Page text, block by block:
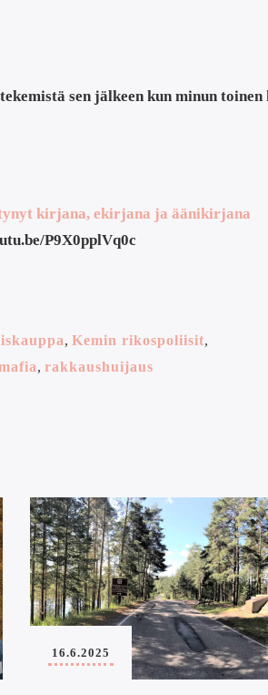
sen jälkeen kun minun
kirjana, ekirjana ja äänikirjana
P9X0pplVq0c
, Kemin rikospoliisit,
, rakkaushuijaus
16.6.2025